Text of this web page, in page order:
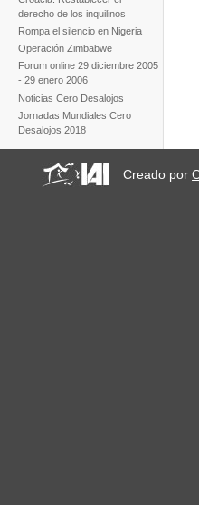
derecho de los inquilinos
Rompa el silencio en Nigeria
Operación Zimbabwe
Forum online 29 diciembre 2005
- 29 enero 2006
Noticias Cero Desalojos
Jornadas Mundiales Cero
Desalojos 2018
Creado por